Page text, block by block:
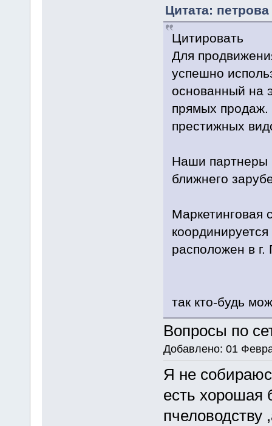
Цитата:
Цитировать
Для
успешно
основанный на
прямых
престижных
Наши партнеры
ближнего
Маркетинговая
расположен в
так кто-будь
Вопросы по
Добавлено: 01
Я не
есть хорошая
пчеловодству